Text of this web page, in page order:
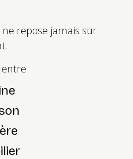
repose jamais sur
entre :